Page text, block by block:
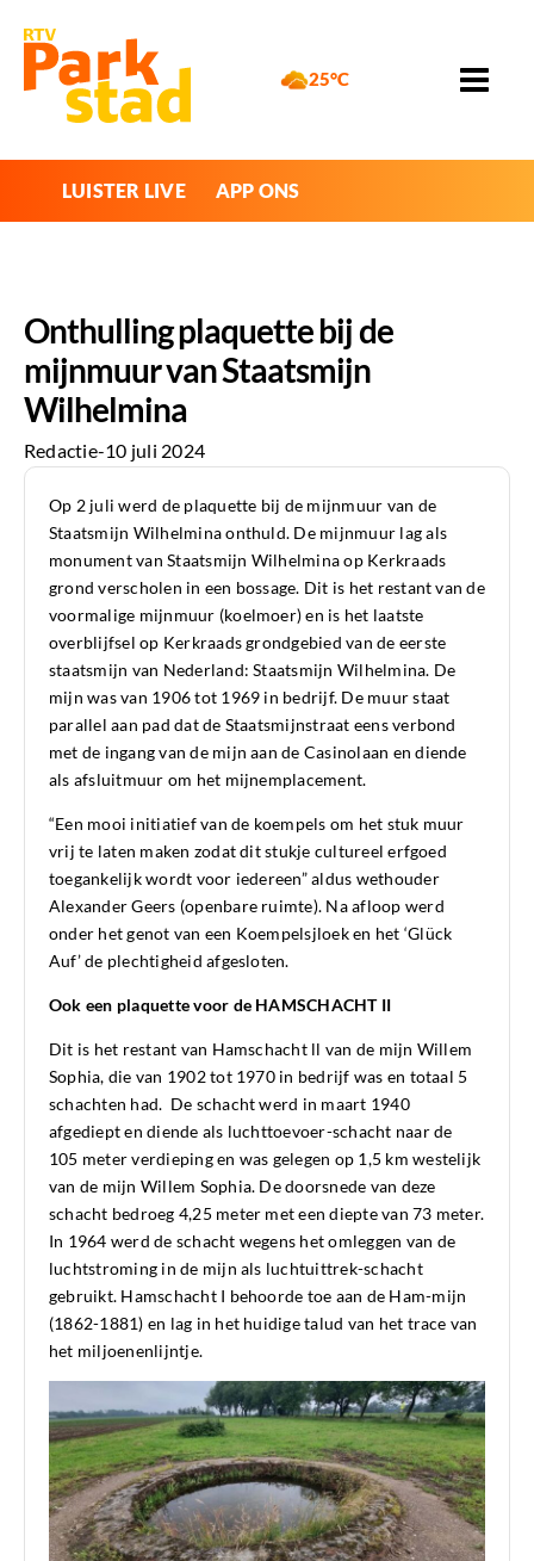
25°C
LUISTER LIVE APP ONS
Onthulling plaquette bij de
mijnmuur van Staatsmijn
Wilhelmina
Redactie-10 juli 2024
Op 2 juli werd de plaquette bij de mijnmuur van de
Staatsmijn Wilhelmina onthuld. De mijnmuur lag als
monument van Staatsmijn Wilhelmina op Kerkraads
grond verscholen in een bossage. Dit is het restant van de
voormalige mijnmuur (koelmoer) en is het laatste
overblijfsel op Kerkraads grondgebied van de eerste
staatsmijn van Nederland: Staatsmijn Wilhelmina. De
mijn was van 1906 tot 1969 in bedrijf. De muur staat
parallel aan pad dat de Staatsmijnstraat eens verbond
met de ingang van de mijn aan de Casinolaan en diende
als afsluitmuur om het mijnemplacement.
“Een mooi initiatief van de koempels om het stuk muur
vrij te laten maken zodat dit stukje cultureel erfgoed
toegankelijk wordt voor iedereen” aldus wethouder
Alexander Geers (openbare ruimte). Na afloop werd
onder het genot van een Koempelsjloek en het ‘Glück
Auf’ de plechtigheid afgesloten.
Ook een plaquette voor de HAMSCHACHT II
Dit is het restant van Hamschacht ll van de mijn Willem
Sophia, die van 1902 tot 1970 in bedrijf was en totaal 5
schachten had. De schacht werd in maart 1940
afgediept en diende als luchttoevoer-schacht naar de
105 meter verdieping en was gelegen op 1,5 km westelijk
van de mijn Willem Sophia. De doorsnede van deze
schacht bedroeg 4,25 meter met een diepte van 73 meter.
In 1964 werd de schacht wegens het omleggen van de
luchtstroming in de mijn als luchtuittrek-schacht
gebruikt. Hamschacht I behoorde toe aan de Ham-mijn
(1862-1881) en lag in het huidige talud van het trace van
het miljoenenlijntje.